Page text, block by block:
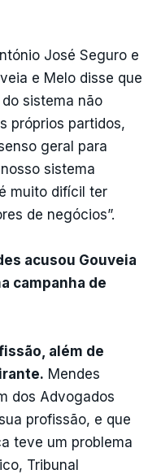
José Seguro e
e Melo disse que
sistema não
próprios partidos,
geral para
sistema
muito difícil ter
de negócios”.
acusou Gouveia
campanha de
além de
Mendes
dos Advogados
profissão, e que
teve um problema
Tribunal